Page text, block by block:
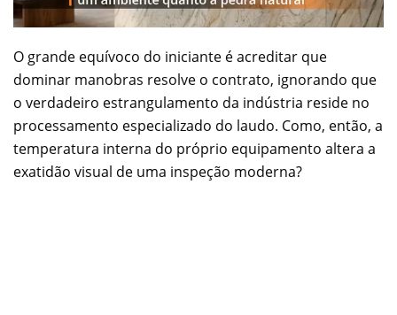
O grande equívoco do iniciante é acreditar que
dominar manobras resolve o contrato, ignorando que
o verdadeiro estrangulamento da indústria reside no
processamento especializado do laudo. Como, então, a
temperatura interna do próprio equipamento altera a
exatidão visual de uma inspeção moderna?